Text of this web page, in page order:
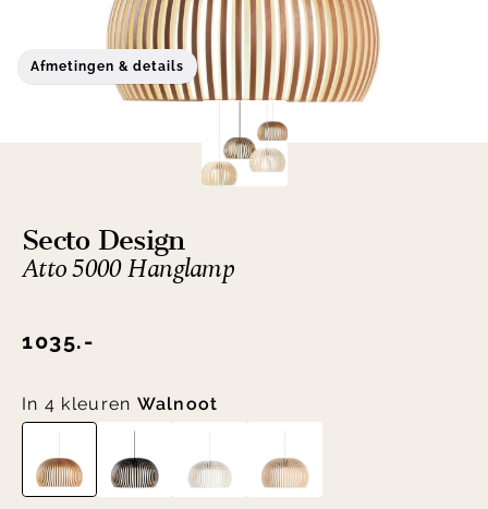
Afmetingen & details
Secto Design
Atto 5000 Hanglamp
1035.-
In 4 kleuren Walnoot